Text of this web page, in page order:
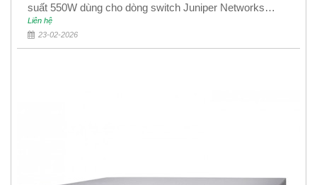
suất 550W dùng cho dòng switch Juniper Networks
EX4400
Liên hệ
23-02-2026